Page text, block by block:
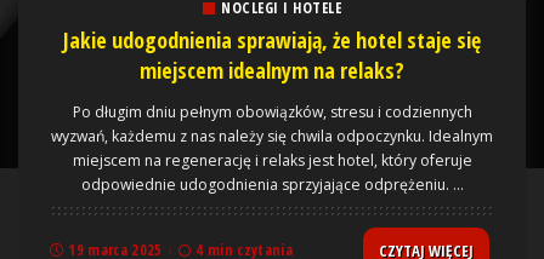
NOCLEGI I HOTELE
Jakie udogodnienia sprawiają, że hotel staje się
miejscem idealnym na relaks?
Po długim dniu pełnym obowiązków, stresu i codziennych
wyzwań, każdemu z nas należy się chwila odpoczynku. Idealnym
miejscem na regenerację i relaks jest hotel, który oferuje
odpowiednie udogodnienia sprzyjające odprężeniu. ...
19 marca 2025 4 min czytania CZYTAJ WIĘCEJ